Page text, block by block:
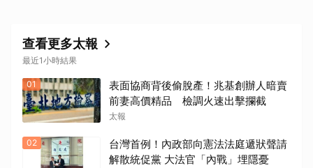
查看更多太報
最近1小時結果
01
表面協商背後偷脫產！兆基創辦人暗賣
前妻高價精品 檢調火速出擊攔截
太報
02
台灣首例！內政部向憲法法庭遞狀聲請
解散統促黨 大法官「內戰」埋隱憂